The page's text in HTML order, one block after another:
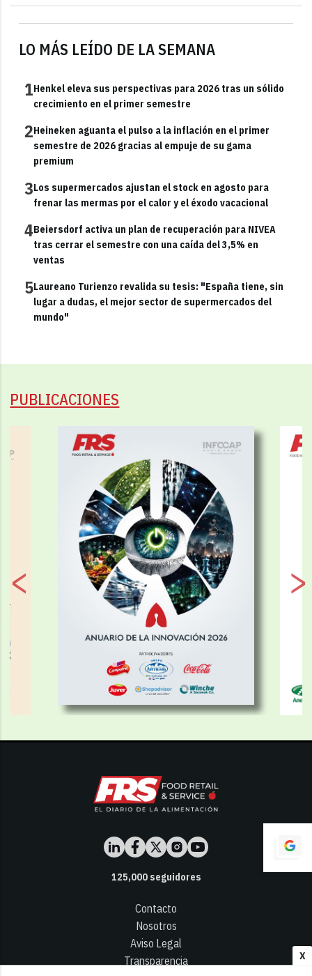
X
LO MÁS LEÍDO DE LA SEMANA
1Henkel eleva sus perspectivas para 2026 tras un sólido
crecimiento en el primer semestre
2Heineken aguanta el pulso a la inflación en el primer
semestre de 2026 gracias al empuje de su gama
premium
3Los supermercados ajustan el stock en agosto para
frenar las mermas por el calor y el éxodo vacacional
4Beiersdorf activa un plan de recuperación para NIVEA
tras cerrar el semestre con una caída del 3,5% en
ventas
5Laureano Turienzo revalida su tesis: "España tiene, sin
lugar a dudas, el mejor sector de supermercados del
mundo"
PUBLICACIONES
125,000seguidores
Contacto
Nosotros
Aviso Legal
Transparencia